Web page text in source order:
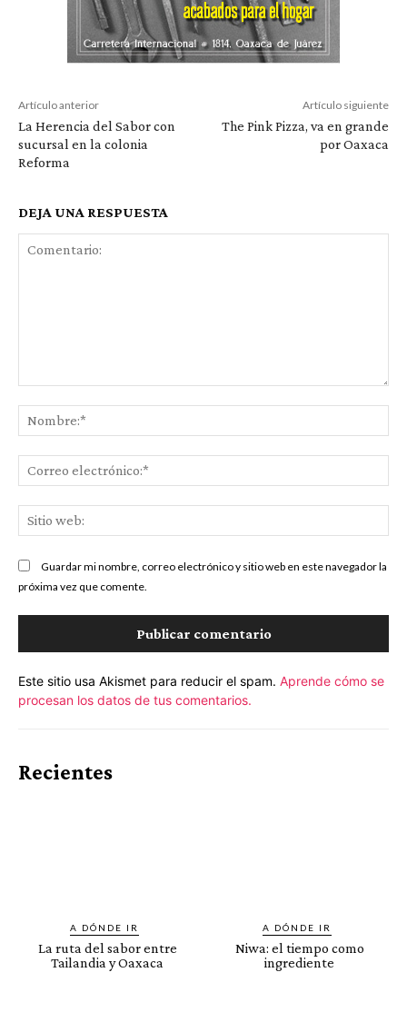
Artículo anterior
La Herencia del Sabor con
sucursal en la colonia
Reforma
Artículo siguiente
The Pink Pizza, va en grande
por Oaxaca
DEJA UNA RESPUESTA
Guardar mi nombre, correo electrónico y sitio web en este navegador la
próxima vez que comente.
Este sitio usa Akismet para reducir el spam. Aprende cómo se
procesan los datos de tus comentarios.
Recientes
A DÓNDE IR
La ruta del sabor entre
Tailandia y Oaxaca
A DÓNDE IR
Niwa: el tiempo como
ingrediente